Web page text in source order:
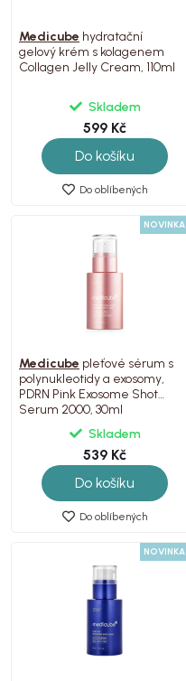
Medicube hydratační
gelový krém s kolagenem
Collagen Jelly Cream, 110ml
Skladem
599 Kč
Do košíku
Do oblíbených
NOVINKA
Medicube pleťové sérum s
polynukleotidy a exosomy,
PDRN Pink Exosome Shot
Serum 2000, 30ml
Skladem
539 Kč
Do košíku
Do oblíbených
NOVINKA